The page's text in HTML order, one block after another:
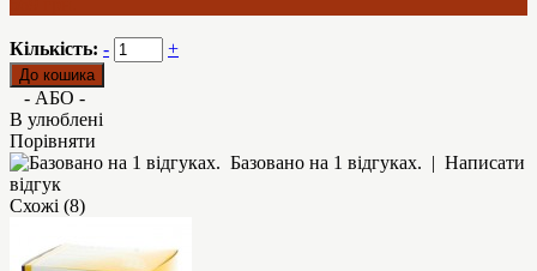
Кількість: - +
- АБО -
В улюблені
Порівняти
Базовано на 1 відгуках. | Написати
відгук
Схожі (8)